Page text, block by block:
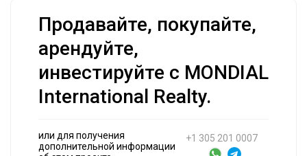
Продавайте, покупайте,
арендуйте,
инвестируйте с MONDIAL
International Realty.
или для получения
дополнительной информации
+1 305 201 0007